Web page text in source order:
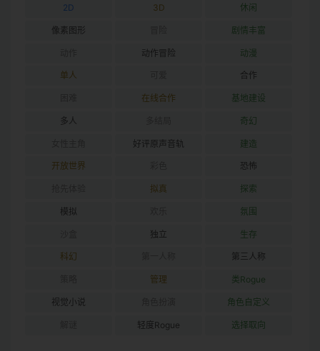
2D 3D 休闲
像素图形 剧情丰富
动作冒险 动漫
单人 合作
在线合作 基地建设
多人 奇幻
好评原声音轨 建造
开放世界 恐怖
拟真 探索
模拟 氛围
独立 生存
科幻 第三人称
管理 类Rogue
视觉小说 角色自定义
轻度Rogue 选择取向